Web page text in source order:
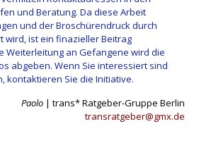
und Beratung. Da diese Arbeit
und der Broschürendruck durch
wird, ist ein finazieller Beitrag
Weiterleitung an Gefangene wird die
abgeben. Wenn Sie interessiert sind
kontaktieren Sie die Initiative.
Paolo | trans* Ratgeber-Gruppe Berlin
transratgeber@gmx.de